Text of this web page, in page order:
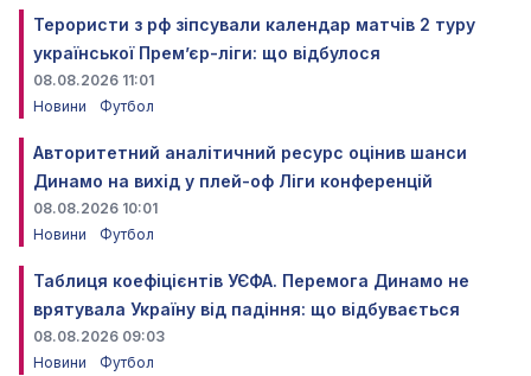
Терористи з рф зіпсували календар матчів 2 туру
української Прем’єр-ліги: що відбулося
08.08.2026 11:01
Новини
Футбол
Авторитетний аналітичний ресурс оцінив шанси
Динамо на вихід у плей-оф Ліги конференцій
08.08.2026 10:01
Новини
Футбол
Таблиця коефіцієнтів УЄФА. Перемога Динамо не
врятувала Україну від падіння: що відбувається
08.08.2026 09:03
Новини
Футбол